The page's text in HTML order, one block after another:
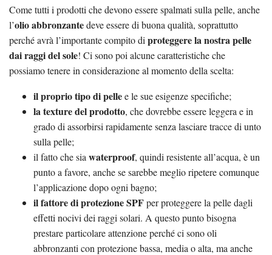
Come tutti i prodotti che devono essere spalmati sulla pelle, anche
l’olio abbronzantedeve essere di buona qualità, soprattutto
perché avrà l’importante compito di proteggere la nostra pelle
dai raggi del sole! Ci sono poi alcune caratteristiche che
possiamo tenere in considerazione al momento della scelta:
il proprio tipo di pellee le sue esigenze specifiche;
la texture del prodotto, che dovrebbe essere leggera e in
grado di assorbirsi rapidamente senza lasciare tracce di unto
sulla pelle;
il fatto che sia waterproof, quindi resistente all’acqua, è un
punto a favore, anche se sarebbe meglio ripetere comunque
l’applicazione dopo ogni bagno;
il fattore di protezione SPFper proteggere la pelle dagli
effetti nocivi dei raggi solari. A questo punto bisogna
prestare particolare attenzione perché ci sono oli
abbronzanti con protezione bassa, media o alta, ma anche